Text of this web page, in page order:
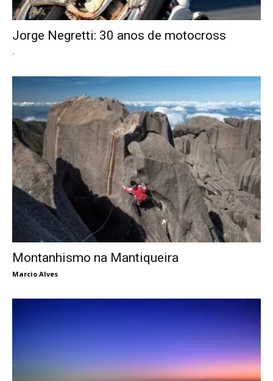
Jorge Negretti: 30 anos de motocross
.
Montanhismo na Mantiqueira
Marcio Alves